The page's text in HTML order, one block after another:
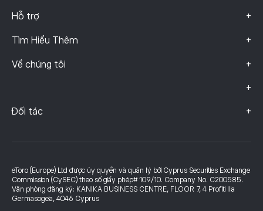
Hỗ trợ +
Tìm Hiểu Thêm +
Về chúng tôi +
+
Đối tác +
eToro (Europe) Ltd được ủy quyền và quản lý bởi Cyprus Securities Exchange
Commission (CySEC) theo số giấy phép# 109/10. Company No. C200585.
Văn phòng đăng ký: KANIKA BUSINESS CENTRE, FLOOR 7, 4 Profiti Ilia
Germasogeia, 4046 Cyprus